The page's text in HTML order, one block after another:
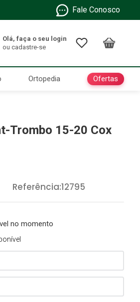
Fale Conosco
Ortopedia Ofertas
Trombo 15-20 Cox
Referência:12795
no momento